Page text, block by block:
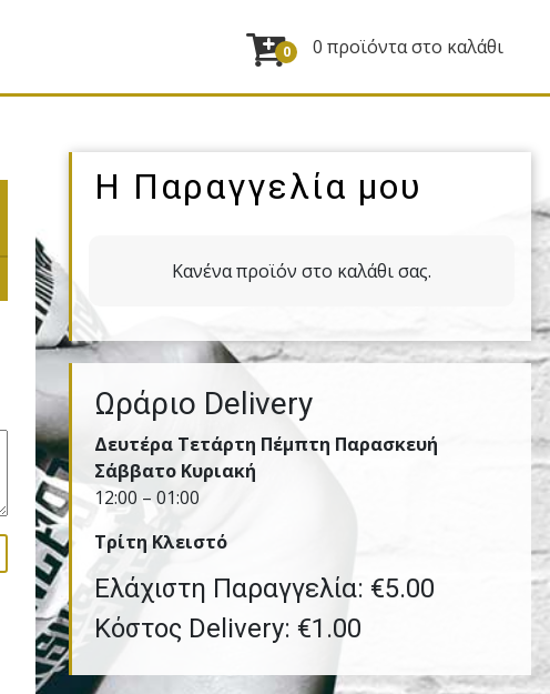
0 0 προϊόντα στο καλάθι
Η Παραγγελία μου
Κανένα προϊόν στο καλάθι σας.
Ωράριο Delivery
Δευτέρα Τετάρτη Πέμπτη Παρασκευή
Σάββατο Κυριακή
12:00 – 01:00
Τρίτη Kλειστό
Ελάχιστη Παραγγελία: €5.00
Κόστος Delivery: €1.00